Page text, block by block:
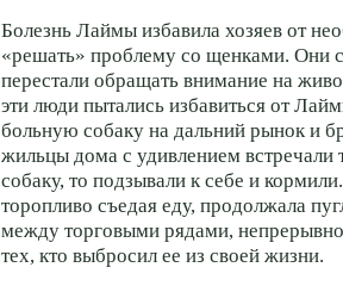
Болезнь Лаймы избавила хозяев от
«решать» проблему со щенками. Они
перестали обращать внимание на
эти люди пытались избавиться от
больную собаку на дальний рынок и
жильцы дома с удивлением встречали
собаку, то подзывали к себе и
торопливо съедая еду, продолжала
между торговыми рядами,
тех, кто выбросил ее из своей жизни.